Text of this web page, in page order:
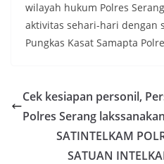
wilayah hukum Polres
aktivitas sehari-hari dengan
Pungkas Kasat Samapta
Cek kesiapan personil,
Polres Serang
SATINTELKAM
SATUAN